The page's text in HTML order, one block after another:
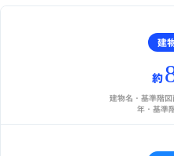
建
約
建物名・基準階
年・基準